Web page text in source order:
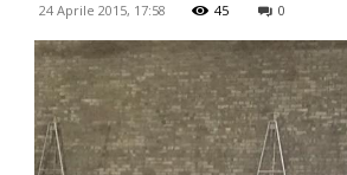
24 Aprile 2015, 17:58 45 0